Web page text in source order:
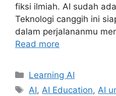
fiksi ilmiah. AI sudah
Teknologi canggih ini
dalam perjalananmu
Read more
Categories
Learning AI
Tags
AI,AI Education,AI